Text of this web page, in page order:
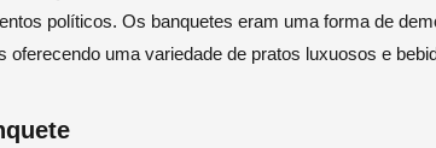
políticos. Os banquetes eram uma forma de
oferecendo uma variedade de pratos luxuosos e